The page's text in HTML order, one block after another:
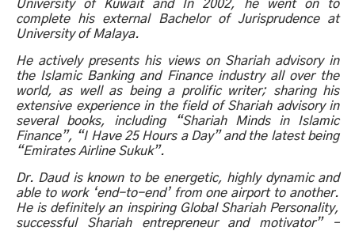
University of Kuwait and In 2002, he went on to
complete his external Bachelor of Jurisprudence at
University of Malaya.
He actively presents his views on Shariah advisory in
the Islamic Banking and Finance industry all over the
world, as well as being a prolific writer; sharing his
extensive experience in the field of Shariah advisory in
several books, including “Shariah Minds in Islamic
Finance”, “I Have 25 Hours a Day” and the latest being
“Emirates Airline Sukuk”.
Dr. Daud is known to be energetic, highly dynamic and
able to work ‘end-to-end’ from one airport to another.
He is definitely an inspiring Global Shariah Personality,
successful Shariah entrepreneur and motivator” –